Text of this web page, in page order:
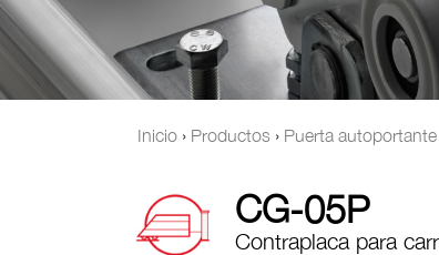
Inicio › Productos › Puerta autoportante
CG-05P
Contraplaca para